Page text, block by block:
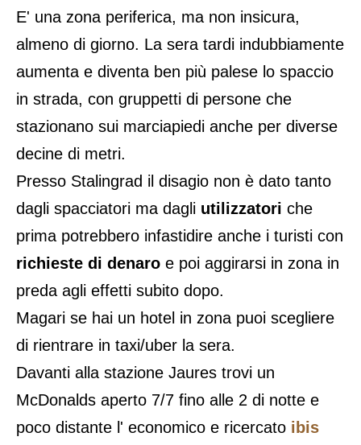
E' una zona periferica, ma non insicura,
almeno di giorno. La sera tardi indubbiamente
aumenta e diventa ben più palese lo spaccio
in strada, con gruppetti di persone che
stazionano sui marciapiedi anche per diverse
decine di metri.
Presso Stalingrad il disagio non è dato tanto
dagli spacciatori ma dagli utilizzatori che
prima potrebbero infastidire anche i turisti con
richieste di denaro e poi aggirarsi in zona in
preda agli effetti subito dopo.
Magari se hai un hotel in zona puoi scegliere
di rientrare in taxi/uber la sera.
Davanti alla stazione Jaures trovi un
McDonalds aperto 7/7 fino alle 2 di notte e
poco distante l' economico e ricercato ibis